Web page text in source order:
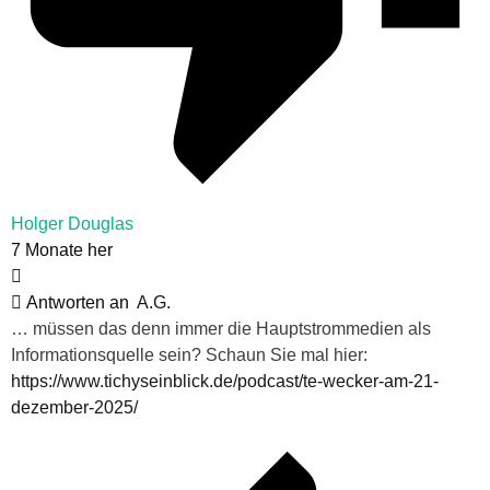
Holger Douglas
7 Monate her
Antworten an A.G.
… müssen das denn immer die Hauptstrommedien als
Informationsquelle sein? Schaun Sie mal hier:
https://www.tichyseinblick.de/podcast/te-wecker-am-21-
dezember-2025/